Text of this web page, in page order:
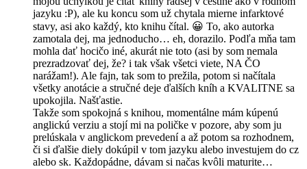
jazyku :P), ale ku koncu som už chytala mierne infarktové
stavy, asi ako každý, kto knihu čítal. 😀 To, ako autorka
zamotala dej, ma jednoducho… eh, dorazilo. Podľa mňa tam
mohla dať hocičo iné, akurát nie toto (asi by som nemala
prezradzovať dej, že? i tak však všetci viete, NA ČO
narážam!). Ale fajn, tak som to prežila, potom si načítala
všetky anotácie a stručné deje ďalších kníh a KVALITNE sa
upokojila. Našťastie.
Takže som spokojná s knihou, momentálne mám kúpenú
anglickú verziu a stojí mi na poličke v pozore, aby som ju
prelúskala v anglickom prevedení a až potom sa rozhodnem,
či si ďalšie diely dokúpil v tom jazyku alebo investujem do cz
alebo sk. Každopádne, dávam si načas kvôli maturite…